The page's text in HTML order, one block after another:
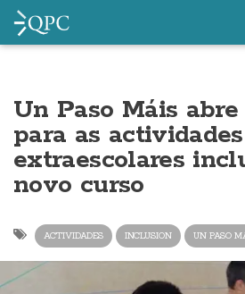
Un Paso Máis
para as actividades
extraescolares
novo curso
ACTIVIDADES INCLUSION UN PASO